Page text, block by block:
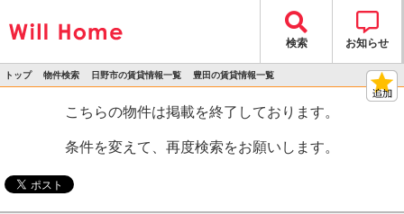
検索 お知らせ
トップ 物件検索 日野市の賃貸情報一覧 豊田の賃貸情報一覧
こちらの物件は掲載を終了しております。
条件を変えて、再度検索をお願いします。